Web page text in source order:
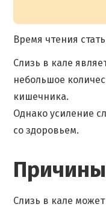
Время чтения
Слизь в кале
небольшое
кишечника.
Однако усиление
со здоровьем.
Слизь в кале